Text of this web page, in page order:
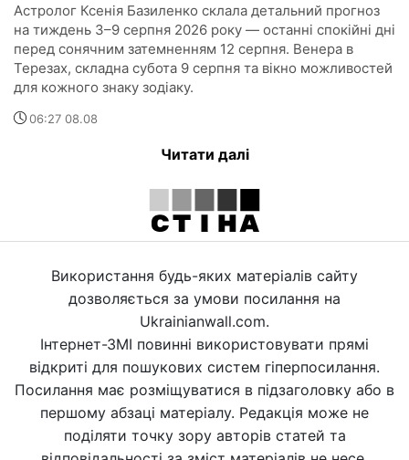
Астролог Ксенія Базиленко склала детальний прогноз
на тиждень 3–9 серпня 2026 року — останні спокійні дні
перед сонячним затемненням 12 серпня. Венера в
Терезах, складна субота 9 серпня та вікно можливостей
для кожного знаку зодіаку.
06:27 08.08
Читати далі
Використання будь-яких матеріалів сайту
дозволяється за умови посилання на
Ukrainianwall.com.
Інтернет-ЗМІ повинні використовувати прямі
відкриті для пошукових систем гіперпосилання.
Посилання має розміщуватися в підзаголовку або в
першому абзаці матеріалу. Редакція може не
поділяти точку зору авторів статей та